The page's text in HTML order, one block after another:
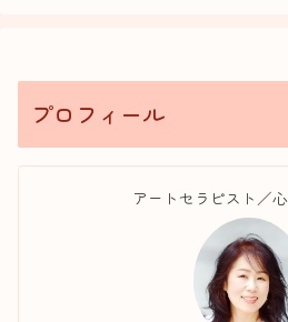
プロフィール
アートセラピスト／